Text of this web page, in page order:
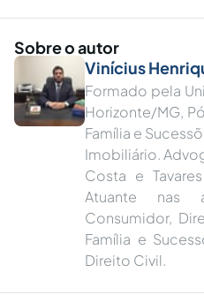
Sobre o autor
Vinícius
Formado pela
Horizonte/MG,
Família e
Imobiliário.
Costa e
Atuante nas
Consumidor,
Família e
Direito Civil.